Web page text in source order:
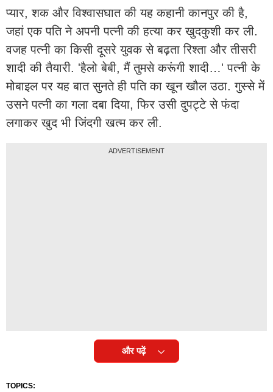
प्यार, शक और विश्वासघात की यह कहानी कानपुर की है,
जहां एक पति ने अपनी पत्नी की हत्या कर खुदकुशी कर ली.
वजह पत्नी का किसी दूसरे युवक से बढ़ता रिश्ता और तीसरी
शादी की तैयारी. 'हैलो बेबी, मैं तुमसे करूंगी शादी…' पत्नी के
मोबाइल पर यह बात सुनते ही पति का खून खौल उठा. गुस्से में
उसने पत्नी का गला दबा दिया, फिर उसी दुपट्टे से फंदा
लगाकर खुद भी जिंदगी खत्म कर ली.
ADVERTISEMENT
और पढ़ें
TOPICS: